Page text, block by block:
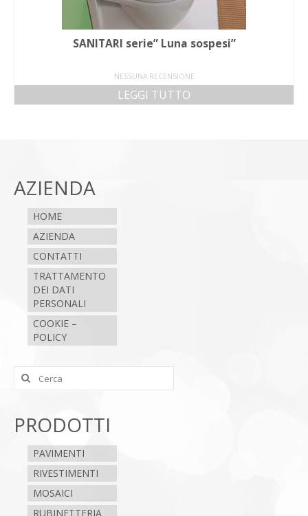
SANITARI serie” Luna sospesi”
NESSUNA RECENSIONE
LEGGI TUTTO
AZIENDA
HOME
AZIENDA
CONTATTI
TRATTAMENTO
DEI DATI
PERSONALI
COOKIE –
POLICY
Cerca:
PRODOTTI
PAVIMENTI
RIVESTIMENTI
MOSAICI
RUBINETTERIA